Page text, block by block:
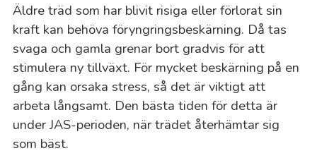
Äldre träd som har blivit risiga eller förlorat sin
kraft kan behöva föryngringsbeskärning. Då tas
svaga och gamla grenar bort gradvis för att
stimulera ny tillväxt. För mycket beskärning på en
gång kan orsaka stress, så det är viktigt att
arbeta långsamt. Den bästa tiden för detta är
under JAS-perioden, när trädet återhämtar sig
som bäst.